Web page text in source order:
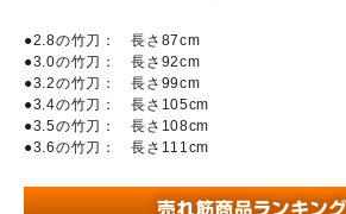
●2.8の竹刀： 長さ87cm
●3.0の竹刀： 長さ92cm
●3.2の竹刀： 長さ99cm
●3.4の竹刀： 長さ105cm
●3.5の竹刀： 長さ108cm
●3.6の竹刀： 長さ111cm